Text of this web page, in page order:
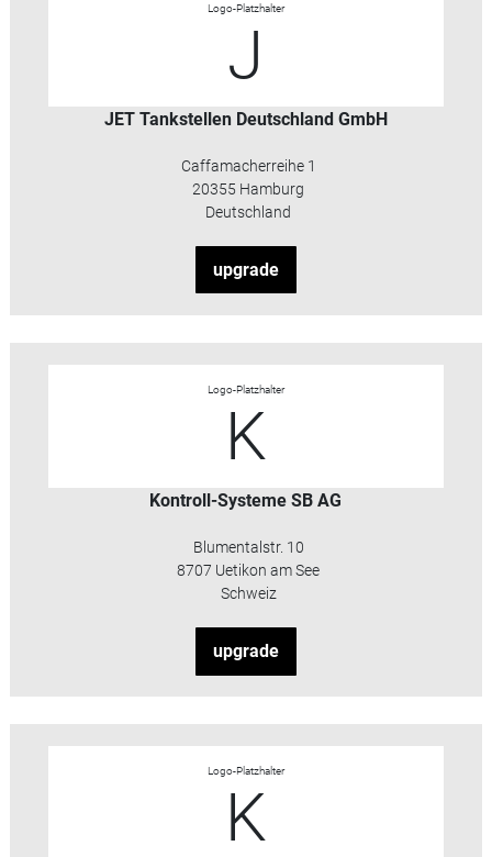
Logo-Platzhalter
J
JET Tankstellen Deutschland GmbH
Caffamacherreihe 1
20355 Hamburg
Deutschland
upgrade
Logo-Platzhalter
K
Kontroll-Systeme SB AG
Blumentalstr. 10
8707 Uetikon am See
Schweiz
upgrade
Logo-Platzhalter
K